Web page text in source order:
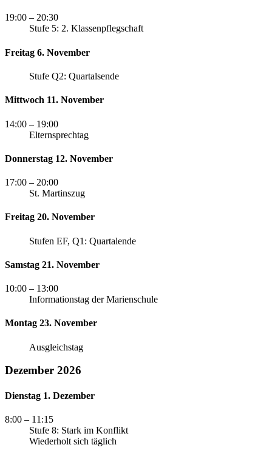
19:00 – 20:30
Stufe 5: 2. Klassenpflegschaft
Freitag 6. November
Stufe Q2: Quartalsende
Mittwoch 11. November
14:00 – 19:00
Elternsprechtag
Donnerstag 12. November
17:00 – 20:00
St. Martinszug
Freitag 20. November
Stufen EF, Q1: Quartalende
Samstag 21. November
10:00 – 13:00
Informationstag der Marienschule
Montag 23. November
Ausgleichstag
Dezember 2026
Dienstag 1. Dezember
8:00 – 11:15
Stufe 8: Stark im Konflikt
Wiederholt sich täglich